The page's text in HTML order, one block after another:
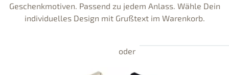
Geschenkmotiven. Passend zu jedem Anlass. Wähle Dein
individuelles Design mit Grußtext im Warenkorb.